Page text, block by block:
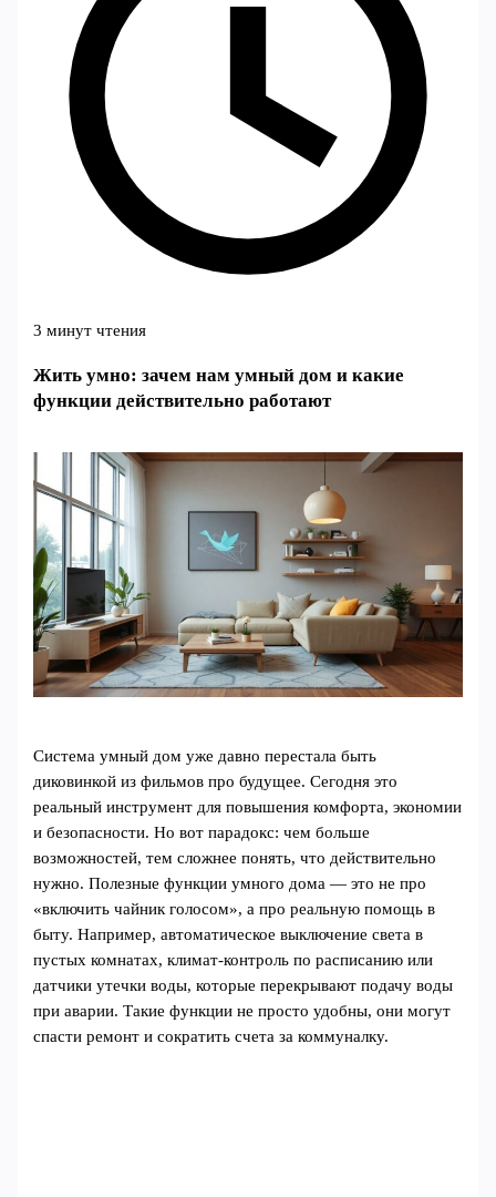
3 минут чтения
Жить умно: зачем нам умный дом и какие
функции действительно работают
Система умный дом уже давно перестала быть
диковинкой из фильмов про будущее. Сегодня это
реальный инструмент для повышения комфорта, экономии
и безопасности. Но вот парадокс: чем больше
возможностей, тем сложнее понять, что действительно
нужно. Полезные функции умного дома — это не про
«включить чайник голосом», а про реальную помощь в
быту. Например, автоматическое выключение света в
пустых комнатах, климат-контроль по расписанию или
датчики утечки воды, которые перекрывают подачу воды
при аварии. Такие функции не просто удобны, они могут
спасти ремонт и сократить счета за коммуналку.